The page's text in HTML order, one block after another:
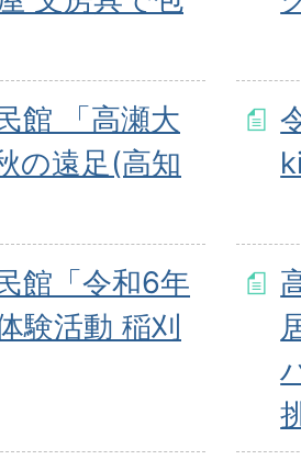
館 「高瀬大
の遠足(高知
館「令和6年
験活動 稲刈